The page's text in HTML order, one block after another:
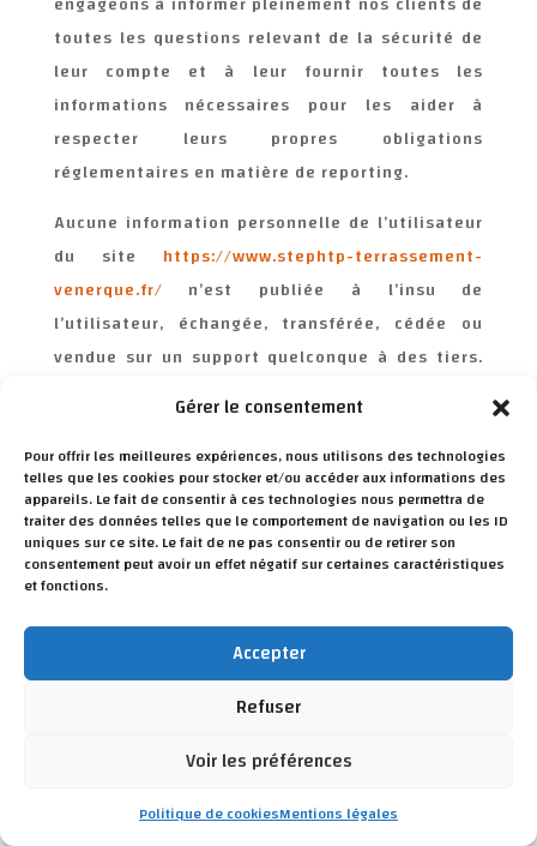
Gérer le consentement
Pour offrir les meilleures expériences, nous utilisons des technologies
telles que les cookies pour stocker et/ou accéder aux informations des
appareils. Le fait de consentir à ces technologies nous permettra de
traiter des données telles que le comportement de navigation ou les ID
uniques sur ce site. Le fait de ne pas consentir ou de retirer son
consentement peut avoir un effet négatif sur certaines caractéristiques
et fonctions.
Accepter
Refuser
Voir les préférences
Politique de cookiesMentions légales
toutes les questions relevant de la sécurité de
leur compte et à leur fournir toutes les
informations nécessaires pour les aider à
respecter leurs propres obligations
réglementaires en matière de reporting.
Aucune information personnelle de l’utilisateur
du site https://www.stephtp-terrassement-
venerque.fr/ n’est publiée à l’insu de
l’utilisateur, échangée, transférée, cédée ou
vendue sur un support quelconque à des tiers.
Seule l’hypothèse du rachat
venerque.fr/ et de ses droits permettrait la
transmission des dites informations à l’éventuel
acquéreur qui serait à son tour tenu de la même
obligation de conservation et de modification
des données vis à vis de l’utilisateur du
sitehttps://www.stephtp-terrassement-
Pour assurer la sécurité et la confidentialité des
Personnelles de Santé, https://www.stephtp-